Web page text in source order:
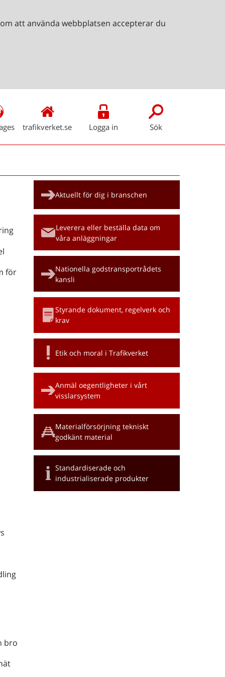
att använda webbplatsen accepterar du
trafikverket.se Logga in Sök
för
bro
Aktuellt för dig i branschen
Leverera eller beställa data om
våra anläggningar
Nationella godstransportrådets
kansli
Styrande dokument, regelverk och
krav
Etik och moral i Trafikverket
Anmäl oegentligheter i vårt
visslarsystem
Materialförsörjning tekniskt
godkänt material
Standardiserade och
industrialiserade produkter